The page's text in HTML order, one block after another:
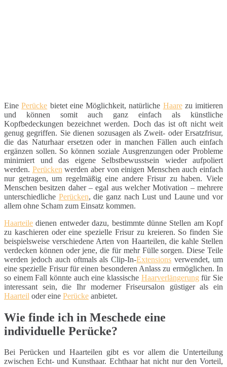
EinePerücke bietet eine Möglichkeit, natürliche Haarezu imitieren
und können somit auch ganz einfach als künstliche
Kopfbedeckungen bezeichnet werden. Doch das ist oft nicht weit
genug gegriffen. Sie dienen sozusagen als Zweit- oder Ersatzfrisur,
die das Naturhaar ersetzen oder in manchen Fällen auch einfach
ergänzen sollen. So können soziale Ausgrenzungen oder Probleme
minimiert und das eigene Selbstbewusstsein wieder aufpoliert
werden. Perücken werden aber von einigen Menschen auch einfach
nur getragen, um regelmäßig eine andere Frisur zu haben. Viele
Menschen besitzen daher – egal aus welcher Motivation – mehrere
unterschiedliche Perücken, die ganz nach Lust und Laune und vor
allem ohne Scham zum Einsatz kommen.
Haarteile dienen entweder dazu, bestimmte dünne Stellen am Kopf
zu kaschieren oder eine spezielle Frisur zu kreieren. So finden Sie
beispielsweise verschiedene Arten von Haarteilen, die kahle Stellen
verdecken können oder jene, die für mehr Fülle sorgen. Diese Teile
werden jedoch auch oftmals als Clip-In-Extensions verwendet, um
eine spezielle Frisur für einen besonderen Anlass zu ermöglichen. In
so einem Fall könnte auch eine klassische Haarverlängerung für Sie
interessant sein, die Ihr moderner Friseursalon güstiger als ein
Haarteil oder eine Perücke anbietet.
Wie finde ich in Meschede eine
individuelle Perücke?
Bei Perücken und Haarteilen gibt es vor allem die Unterteilung
zwischen Echt- und Kunsthaar. Echthaar hat nicht nur den Vorteil,